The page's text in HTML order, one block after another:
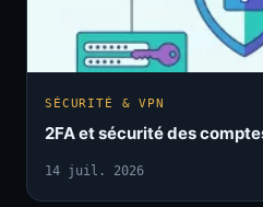
SÉCURITÉ & VPN
2FA et sécurité des
14 juil. 2026